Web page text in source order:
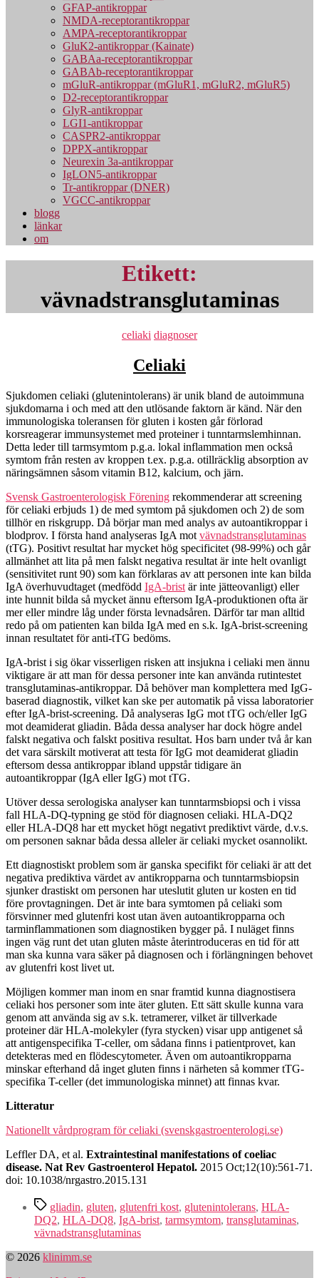
GFAP-antikroppar
NMDA-receptorantikroppar
AMPA-receptorantikroppar
GluK2-antikroppar (Kainate)
GABAa-receptorantikroppar
GABAb-receptorantikroppar
mGluR-antikroppar (mGluR1, mGluR2, mGluR5)
D2-receptorantikroppar
GlyR-antikroppar
LGI1-antikroppar
CASPR2-antikroppar
DPPX-antikroppar
Neurexin 3a-antikroppar
IgLON5-antikroppar
Tr-antikroppar (DNER)
VGCC-antikroppar
blogg
länkar
om
Etikett:
vävnadstransglutaminas
Kategorier
celiaki diagnoser
Celiaki
Sjukdomen celiaki (glutenintolerans) är unik bland de autoimmuna
sjukdomarna i och med att den utlösande faktorn är känd. När den
immunologiska toleransen för gluten i kosten går förlorad
korsreagerar immunsystemet med proteiner i tunntarmslemhinnan.
Detta leder till tarmsymtom p.g.a. lokal inflammation men också
symtom från resten av kroppen t.ex. p.g.a. otillräcklig absorption av
näringsämnen såsom vitamin B12, kalcium, och järn.
Svensk Gastroenterologisk Förening rekommenderar att screening
för celiaki erbjuds 1) de med symtom på sjukdomen och 2) de som
tillhör en riskgrupp. Då börjar man med analys av autoantikroppar i
blodprov. I första hand analyseras IgA mot vävnadstransglutaminas
(tTG). Positivt resultat har mycket hög specificitet (98-99%) och går
allmänhet att lita på men falskt negativa resultat är inte helt ovanligt
(sensitivitet runt 90) som kan förklaras av att personen inte kan bilda
IgA överhuvudtaget (medfödd IgA-brist är inte jätteovanligt) eller
inte hunnit bilda så mycket ännu eftersom IgA-produktionen ofta är
mer eller mindre låg under första levnadsåren. Därför tar man alltid
redo på om patienten kan bilda IgA med en s.k. IgA-brist-screening
innan resultatet för anti-tTG bedöms.
IgA-brist i sig ökar visserligen risken att insjukna i celiaki men ännu
viktigare är att man för dessa personer inte kan använda rutintestet
transglutaminas-antikroppar. Då behöver man komplettera med IgG-
baserad diagnostik, vilket kan ske per automatik på vissa laboratorier
efter IgA-brist-screening. Då analyseras IgG mot tTG och/eller IgG
mot deamiderat gliadin. Båda dessa analyser har dock högre andel
falskt negativa och falskt positiva resultat. Hos barn under två år kan
det vara särskilt motiverat att testa för IgG mot deamiderat gliadin
eftersom dessa antikroppar ibland uppstår tidigare än
autoantikroppar (IgA eller IgG) mot tTG.
Utöver dessa serologiska analyser kan tunntarmsbiopsi och i vissa
fall HLA-DQ-typning ge stöd för diagnosen celiaki. HLA-DQ2
eller HLA-DQ8 har ett mycket högt negativt prediktivt värde, d.v.s.
om personen saknar båda dessa alleler är celiaki mycket osannolikt.
Ett diagnostiskt problem som är ganska specifikt för celiaki är att det
negativa prediktiva värdet av antikropparna och tunntarmsbiopsin
sjunker drastiskt om personen har uteslutit gluten ur kosten en tid
före provtagningen. Det är inte bara symtomen på celiaki som
försvinner med glutenfri kost utan även autoantikropparna och
tarminflammationen som diagnostiken bygger på. I nuläget finns
ingen väg runt det utan gluten måste återintroduceras en tid för att
man ska kunna vara säker på diagnosen och i förlängningen behovet
av glutenfri kost livet ut.
Möjligen kommer man inom en snar framtid kunna diagnostisera
celiaki hos personer som inte äter gluten. Ett sätt skulle kunna vara
genom att använda sig av s.k. tetramerer, vilket är tillverkade
proteiner där HLA-molekyler (fyra stycken) visar upp antigenet så
att antigenspecifika T-celler, om sådana finns i patientprovet, kan
detekteras med en flödescytometer. Även om autoantikropparna
minskar efterhand då inget gluten finns i närheten så kommer tTG-
specifika T-celler (det immunologiska minnet) att finnas kvar.
Litteratur
Nationellt vårdprogram för celiaki (svenskgastroenterologi.se)
Leffler DA, et al. Extraintestinal manifestations of coeliac
disease. Nat Rev Gastroenterol Hepatol. 2015 Oct;12(10):561-71.
doi: 10.1038/nrgastro.2015.131
Etiketter
gliadin, gluten, glutenfri kost, glutenintolerans, HLA-
DQ2, HLA-DQ8, IgA-brist, tarmsymtom, transglutaminas,
vävnadstransglutaminas
© 2026 klinimm.se